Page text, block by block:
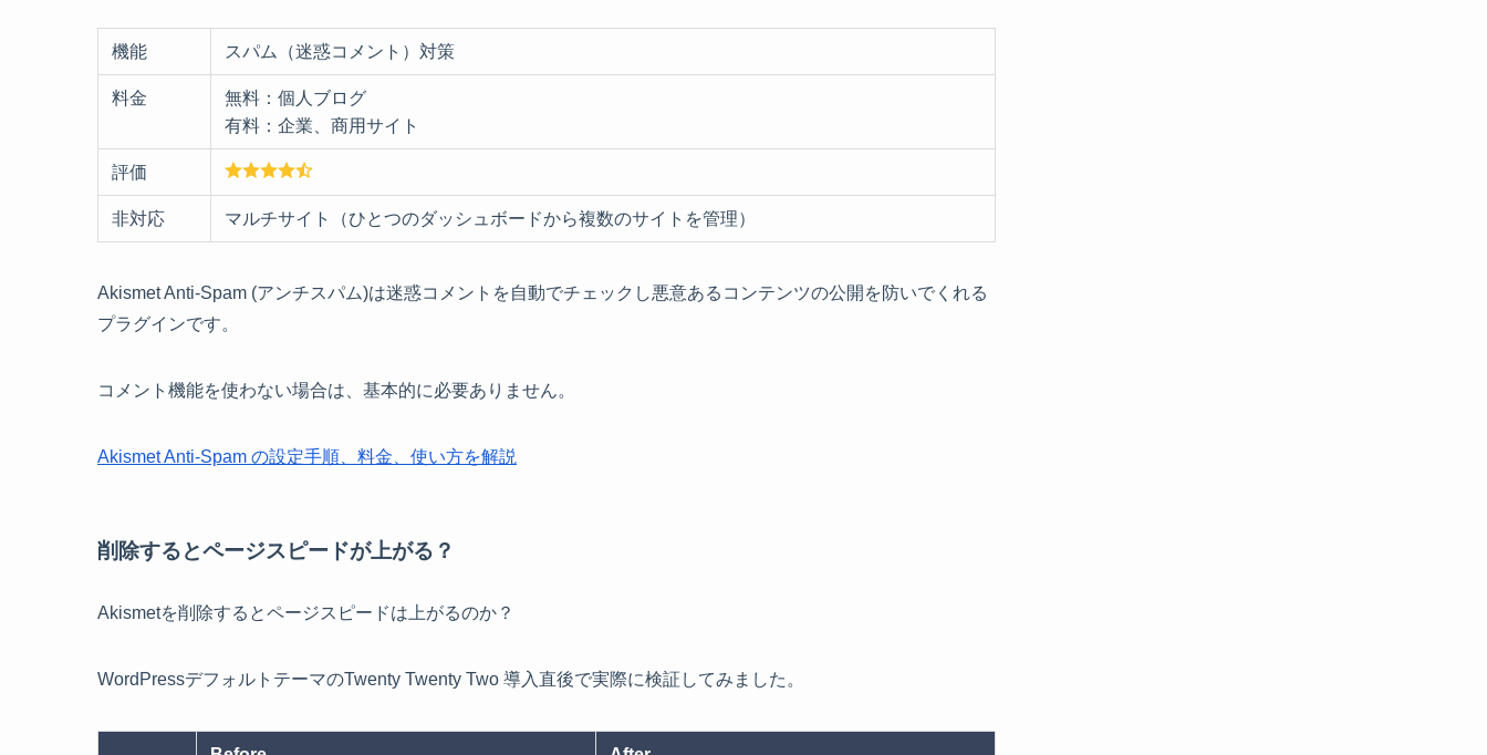
機能 スパム（迷惑コメント）対策
料金
無料：個人ブログ
有料：企業、商用サイト
評価
非対応 マルチサイト（ひとつのダッシュボードから複数のサイトを管理）
Akismet Anti-Spam (アンチスパム)は迷惑コメントを自動でチェックし悪意あるコンテンツの公開を防いでくれる
プラグインです。
コメント機能を使わない場合は、基本的に必要ありません。
Akismet Anti-Spam の設定手順、料金、使い方を解説
削除するとページスピードが上がる？
Akismetを削除するとページスピードは上がるのか？
WordPressデフォルトテーマのTwenty Twenty Two 導入直後で実際に検証してみました。